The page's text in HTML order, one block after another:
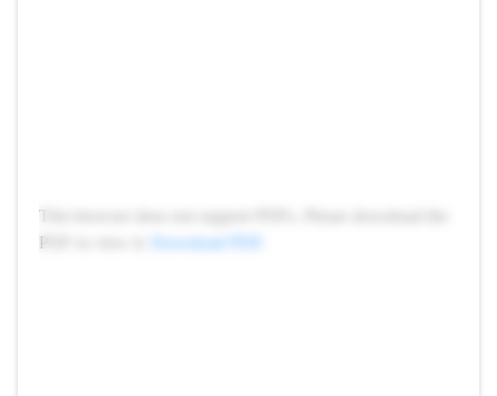
This browser does not support PDFs. Please download the
PDF to view it:
Download PDF